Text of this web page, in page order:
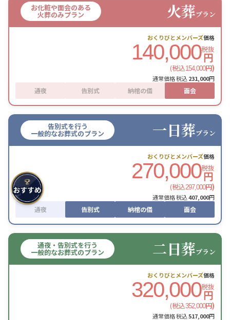
お化粧や面会のある
火葬のみプラン 火葬プラン
おくりびとメンバーズ価格
140,000税抜
円
(税込154,000円)
通常価格 税込231,000円
通夜 告別式 納棺の儀 面会
告別式を行う
一般的なお葬式のプラン 一日葬プラン
おくりびとメンバーズ価格
270,000税抜
円
(税込297,000円)
通常価格 税込407,000円
通夜 告別式 納棺の儀 面会
通夜・告別式を行う
一般的なお葬式のプラン 二日葬プラン
おくりびとメンバーズ価格
320,000税抜
円
(税込352,000円)
通常価格 税込517,000円